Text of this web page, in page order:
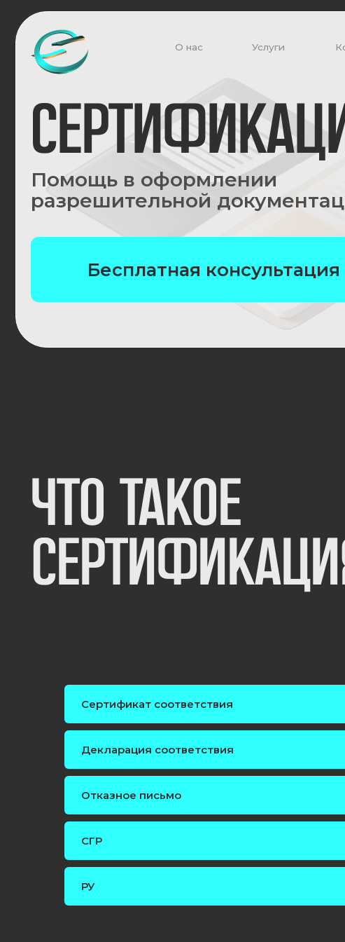
сертификация
О нас Услуги
Услуги
О нас
Бесплатная консультация
Помощь в оформлении
разрешительной документации
Контакты
Контакты
сертификация?
Сертификат соответствия
Декларация соответствия
Отказное письмо
СГР
РУ